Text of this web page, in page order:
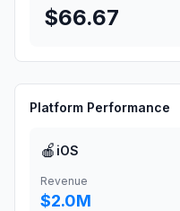
$66.67
Platform Performance
🍎 iOS
Revenue
$2.0M